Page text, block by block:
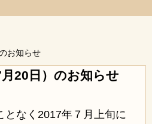
お知らせ
20日）のお知らせ
となく2017年７月上旬に